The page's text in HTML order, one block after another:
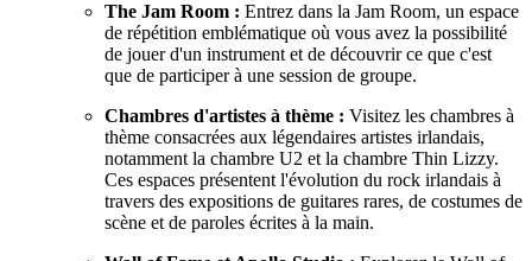
The Jam Room : Entrez dans la Jam Room, un espace
de répétition emblématique où vous avez la possibilité
de jouer d'un instrument et de découvrir ce que c'est
que de participer à une session de groupe.
Chambres d'artistes à thème : Visitez les chambres à
thème consacrées aux légendaires artistes irlandais,
notamment la chambre U2 et la chambre Thin Lizzy.
Ces espaces présentent l'évolution du rock irlandais à
travers des expositions de guitares rares, de costumes de
scène et de paroles écrites à la main.